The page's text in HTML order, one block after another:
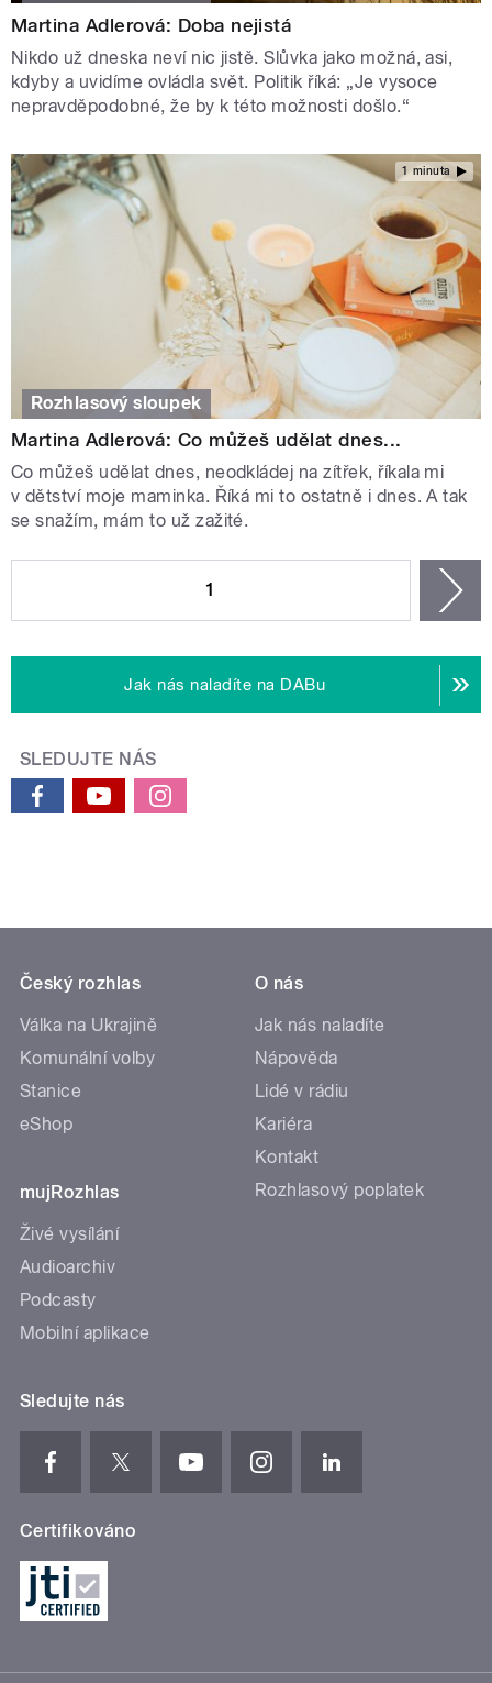
Martina Adlerová: Doba nejistá
Nikdo už dneska neví nic jistě. Slůvka jako možná, asi,
kdyby a uvidíme ovládla svět. Politik říká: „Je vysoce
nepravděpodobné, že by k této možnosti došlo.“
1 minuta
Rozhlasový sloupek
Martina Adlerová: Co můžeš udělat dnes...
Co můžeš udělat dnes, neodkládej na zítřek, říkala mi
v dětství moje maminka. Říká mi to ostatně i dnes. A tak
se snažím, mám to už zažité.
1
Jak nás naladíte na DABu
SLEDUJTE NÁS
Český rozhlas
Válka na Ukrajině
Komunální volby
Stanice
eShop
mujRozhlas
Živé vysílání
Audioarchiv
Podcasty
Mobilní aplikace
O nás
Jak nás naladíte
Nápověda
Lidé v rádiu
Kariéra
Kontakt
Rozhlasový poplatek
Sledujte nás
Certifikováno